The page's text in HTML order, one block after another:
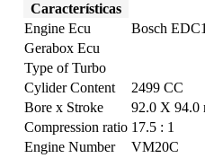
Características
Engine Ecu
Bosch
Gerabox Ecu
Type of Turbo
Cylider Content
2499 CC
Bore x Stroke
92.0 X 94.0
Compression ratio 17.5 : 1
Engine Number
VM20C